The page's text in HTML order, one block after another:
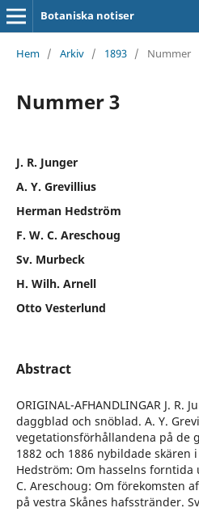
Botaniska notiser
Hem / Arkiv / 1893 / Nummer
Nummer 3
J. R. Junger
A. Y. Grevillius
Herman Hedström
F. W. C. Areschoug
Sv. Murbeck
H. Wilh. Arnell
Otto Vesterlund
Abstract
ORIGINAL-AFHANDLINGAR J. R.
daggblad och snöblad. A. Y.
vegetationsförhållandena på de
1882 och 1886 nybildade skären
Hedström: Om hasselns forntida
C. Areschoug: Om förekomsten
på vestra Skånes hafsstränder.